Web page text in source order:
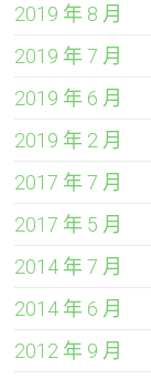
2019 年 8 月
2019 年 7 月
2019 年 6 月
2019 年 2 月
2017 年 7 月
2017 年 5 月
2014 年 7 月
2014 年 6 月
2012 年 9 月